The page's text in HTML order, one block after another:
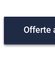
Offerte